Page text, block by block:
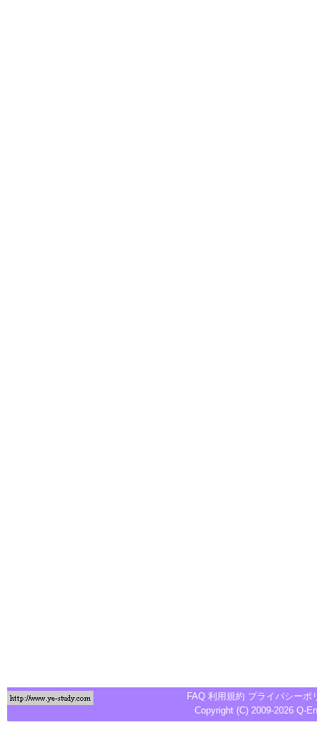
FAQ 利用規約 プライバシーポ
Copyright (C) 2009-2026 Q-